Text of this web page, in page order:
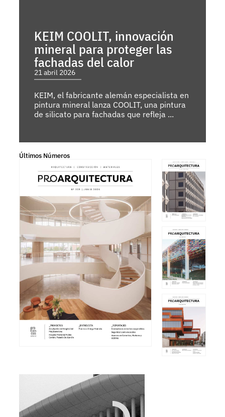
KEIM COOLIT, innovación
mineral para proteger las
fachadas del calor
21 abril 2026
KEIM, el fabricante alemán especialista en
pintura mineral lanza COOLIT, una pintura
de silicato para fachadas que refleja ...
Últimos Números